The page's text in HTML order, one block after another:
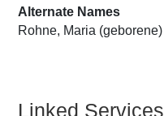
Alternate Names
Rohne, Maria (geborene)
Linked Services